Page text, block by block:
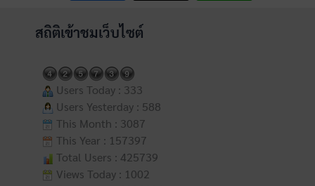
สถิติเข้าชมเว็บไซต์
Users Today : 333
Users Yesterday : 588
This Month : 3087
This Year : 157397
Total Users : 425739
Views Today : 1002